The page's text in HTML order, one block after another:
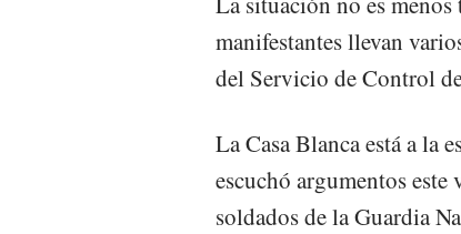
manifestantes llevan
del Servicio de Control
La Casa Blanca está a la
escuchó argumentos
soldados de la Guardia